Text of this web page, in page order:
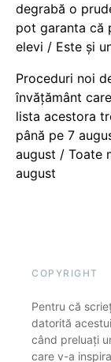
degrabă o
pot garanta că
elevi / Este și
Proceduri noi
învățământ
lista acestora
până pe 7
august / Toate
august
COPYRIGHT
Pentru că
datorită
când preluați
care v-a